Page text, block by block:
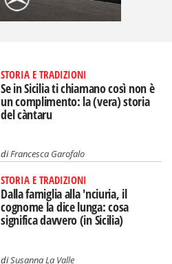
STORIA E TRADIZIONI
Se in Sicilia ti chiamano così non è
un complimento: la (vera) storia
del càntaru
diFrancesca Garofalo
STORIA E TRADIZIONI
Dalla famiglia alla 'nciuria, il
cognome la dice lunga: cosa
significa davvero (in Sicilia)
diSusanna La Valle